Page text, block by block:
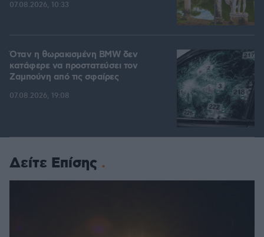
07.08.2026, 10:33
Όταν η θωρακισμένη BMW δεν
κατάφερε να προστατεύσει τον
Ζαμπούνη από τις σφαίρες
07.08.2026, 19:08
Δείτε Επίσης